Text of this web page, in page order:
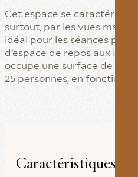
Cet espace se caractérise
surtout, par les vues
idéal pour les séances
d’espace de repos aux
occupe une surface de 27
25 personnes, en fonction de
Caractéristiques